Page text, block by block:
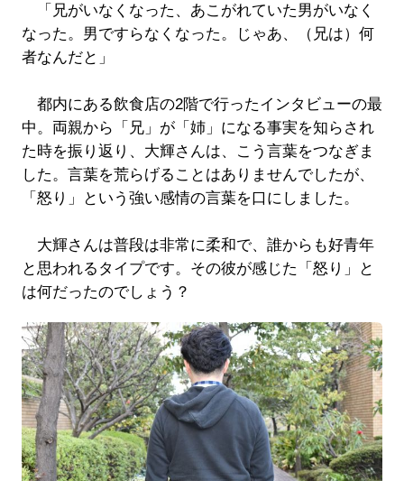
「兄がいなくなった、あこがれていた男がいなく
なった。男ですらなくなった。じゃあ、（兄は）何
者なんだと」
都内にある飲食店の2階で行ったインタビューの最
中。両親から「兄」が「姉」になる事実を知らされ
た時を振り返り、大輝さんは、こう言葉をつなぎま
した。言葉を荒らげることはありませんでしたが、
「怒り」という強い感情の言葉を口にしました。
大輝さんは普段は非常に柔和で、誰からも好青年
と思われるタイプです。その彼が感じた「怒り」と
は何だったのでしょう？